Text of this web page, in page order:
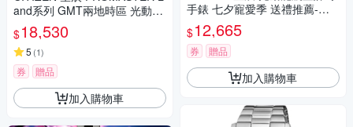
and系列 GMT兩地時區 光動能
腕錶 男錶 手錶-BJ7155-05X
$18,530
5 (1)
券 贈品
加入購物車
手錶 七夕寵愛季 送禮推薦-藍
CA4554-84L
$12,665
券 贈品
加入購物車